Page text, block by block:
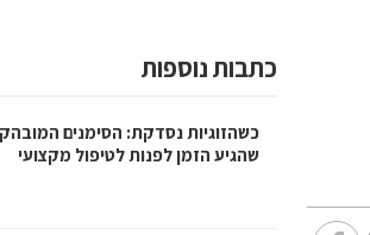
כתבות נוספות
כשהזוגיות נסדקת: הסימנים
שהגיע הזמן לפנות לטיפול מקצועי